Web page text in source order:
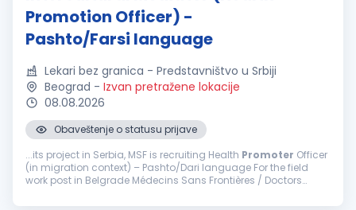
Promotion Officer) -
Pashto/Farsi language
Lekari bez granica - Predstavništvo u Srbiji
Beograd - Izvan pretražene lokacije
08.08.2026
Obaveštenje o statusu prijave
...its project in Serbia, MSF is recruiting Health Promoter Officer
(in migration context) – Pashto/Dari language For the field
work post in Belgrade Médecins Sans Frontières / Doctors